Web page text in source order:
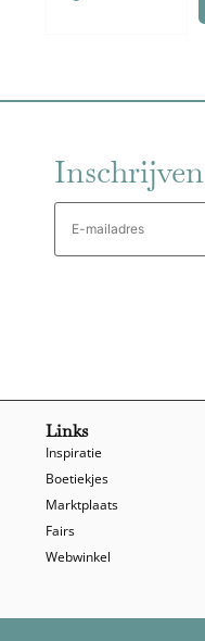
E-
mailadres
Links
Inspiratie
Boetiekjes
Marktplaats
Fairs
Webwinkel